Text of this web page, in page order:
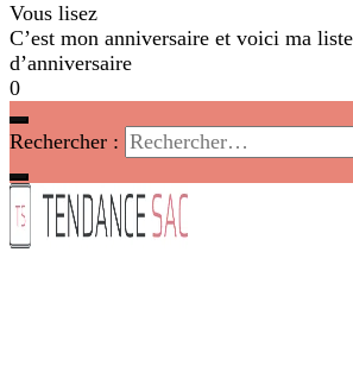
Vous lisez
C’est mon anniversaire et voici ma
d’anniversaire
0
Rechercher :